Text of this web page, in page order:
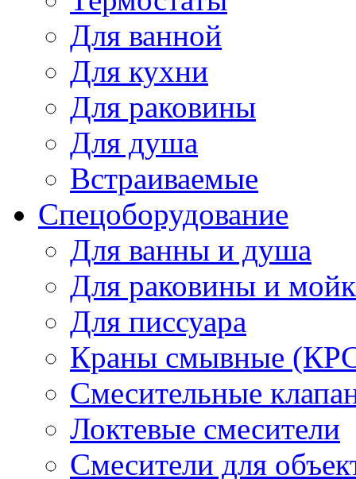
Для ванной
Для кухни
Для раковины
Для душа
Встраиваемые
Спецоборудование
Для ванны и душа
Для раковины и
Для писсуара
Краны смывные
Смесительные
Локтевые смесители
Смесители для